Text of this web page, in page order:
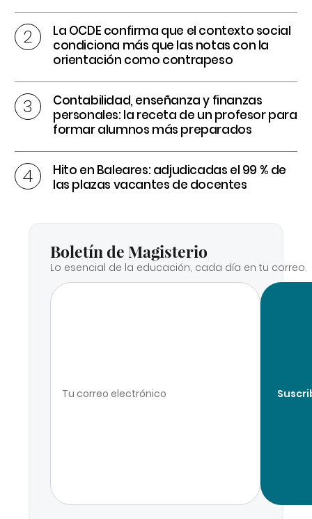
La OCDE confirma que el contexto social
condiciona más que las notas con la
orientación como contrapeso
Contabilidad, enseñanza y finanzas
personales: la receta de un profesor para
formar alumnos más preparados
Hito en Baleares: adjudicadas el 99 % de
las plazas vacantes de docentes
Boletín de Magisterio
Lo esencial de la educación, cada día en tu correo.